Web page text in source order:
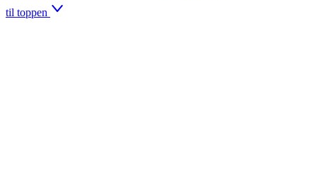
til toppen